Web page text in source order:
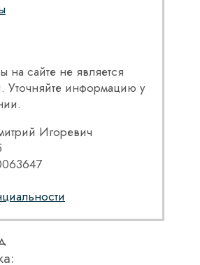
сайте не является
Уточняйте информацию у
Игоревич